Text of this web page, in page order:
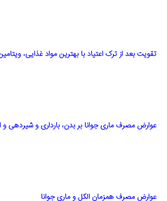
تقویت بعد از ترک اعتیاد با بهترین مواد غذایی،
عوارض مصرف ماری جوانا بر بدن، بارداری و شیردهی و
عوارض مصرف همزمان الکل و ماری جوانا